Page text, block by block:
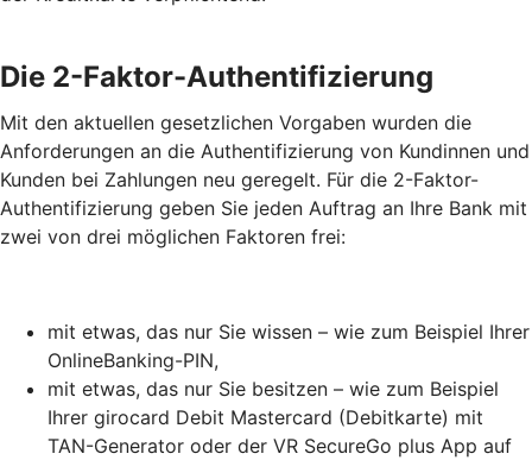
Die 2-Faktor-Authentifizierung
Mit den aktuellen gesetzlichen Vorgaben wurden die
Anforderungen an die Authentifizierung von Kundinnen und
Kunden bei Zahlungen neu geregelt. Für die 2-Faktor-
Authentifizierung geben Sie jeden Auftrag an Ihre Bank mit
zwei von drei möglichen Faktoren frei:
mit etwas, das nur Sie wissen – wie zum Beispiel Ihrer
OnlineBanking-PIN,
mit etwas, das nur Sie besitzen – wie zum Beispiel
Ihrer girocard Debit Mastercard (Debitkarte) mit
TAN-Generator oder der VR SecureGo plus App auf